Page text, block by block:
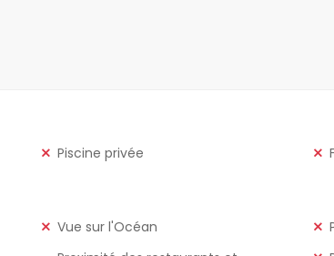
Piscine privée
Vue sur l'Océan